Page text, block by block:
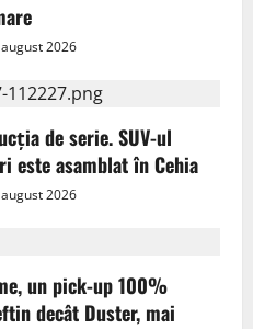
2026
de serie. SUV-ul
este asamblat în Cehia
2026
un pick-up 100%
decât Duster, mai